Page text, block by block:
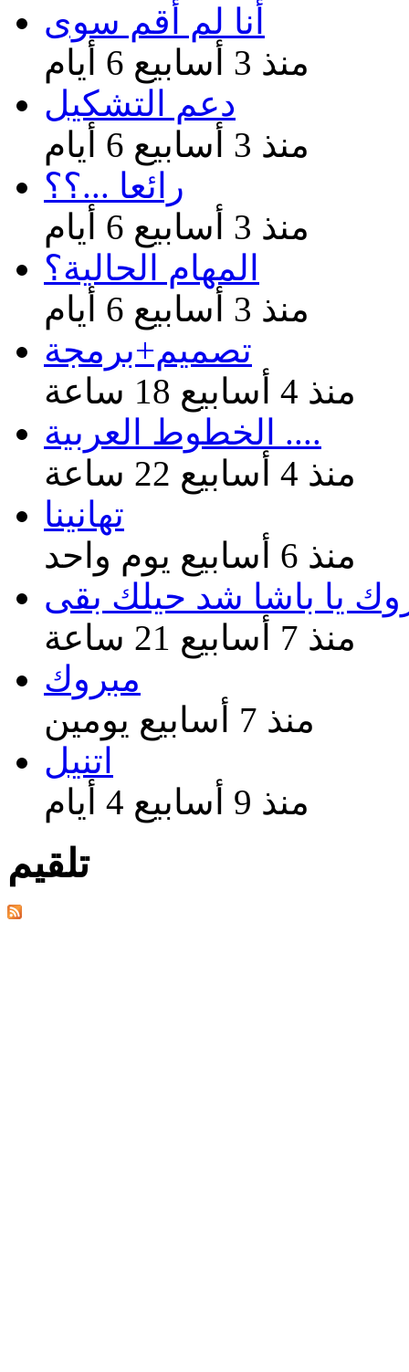
أنا لم أقم سوى
منذ 3 أسابيع 6 أيام
دعم التشكيل
منذ 3 أسابيع 6 أيام
رائعا ...؟؟
منذ 3 أسابيع 6 أيام
المهام الحالية؟
منذ 3 أسابيع 6 أيام
تصميم+برمجة
منذ 4 أسابيع 18 ساعة
الخطوط العربية ....
منذ 4 أسابيع 22 ساعة
تهانينا
منذ 6 أسابيع يوم واحد
يا باشا شد حيلك بقى
منذ 7 أسابيع 21 ساعة
مبروك
منذ 7 أسابيع يومين
اتنيل
منذ 9 أسابيع 4 أيام
تلقيم